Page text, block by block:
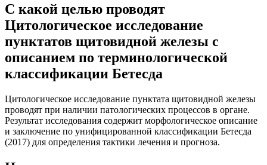
С какой целью проводят
Цитологическое исследование
пунктатов щитовидной железы с
описанием по терминологической
классификации Бетесда
Цитологическое исследование пунктата щитовидной железы
проводят при наличии патологических процессов в органе.
Результат исследования содержит морфологическое описание
и заключение по унифицированной классификации Бетесда
(2017) для определения тактики лечения и прогноза.